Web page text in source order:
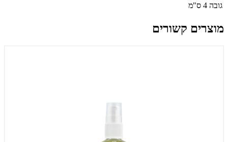
גובה 4 ס"מ
מוצרים קשורים